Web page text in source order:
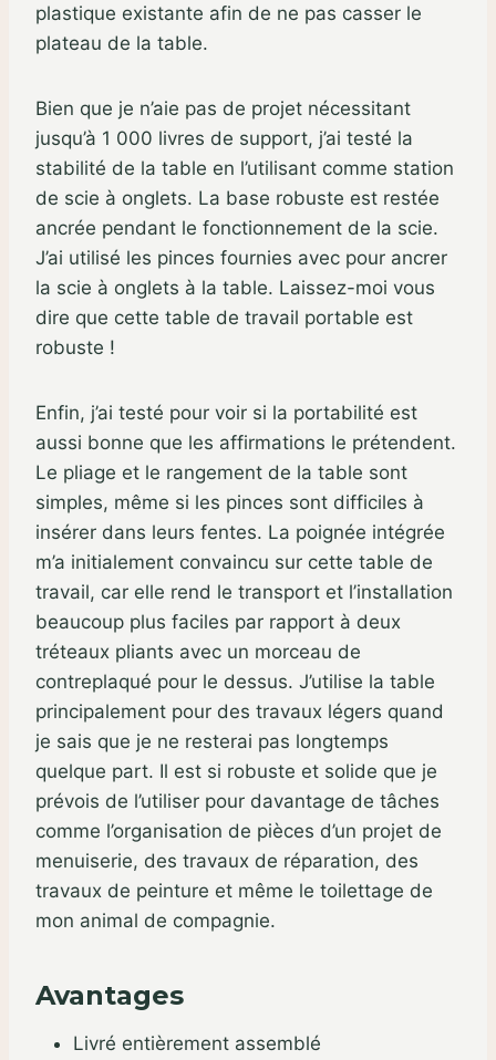
plastique existante afin de ne pas casser le
plateau de la table.
Bien que je n’aie pas de projet nécessitant
jusqu’à 1 000 livres de support, j’ai testé la
stabilité de la table en l’utilisant comme station
de scie à onglets. La base robuste est restée
ancrée pendant le fonctionnement de la scie.
J’ai utilisé les pinces fournies avec pour ancrer
la scie à onglets à la table. Laissez-moi vous
dire que cette table de travail portable est
robuste !
Enfin, j’ai testé pour voir si la portabilité est
aussi bonne que les affirmations le prétendent.
Le pliage et le rangement de la table sont
simples, même si les pinces sont difficiles à
insérer dans leurs fentes. La poignée intégrée
m’a initialement convaincu sur cette table de
travail, car elle rend le transport et l’installation
beaucoup plus faciles par rapport à deux
tréteaux pliants avec un morceau de
contreplaqué pour le dessus. J’utilise la table
principalement pour des travaux légers quand
je sais que je ne resterai pas longtemps
quelque part. Il est si robuste et solide que je
prévois de l’utiliser pour davantage de tâches
comme l’organisation de pièces d’un projet de
menuiserie, des travaux de réparation, des
travaux de peinture et même le toilettage de
mon animal de compagnie.
Avantages
Livré entièrement assemblé